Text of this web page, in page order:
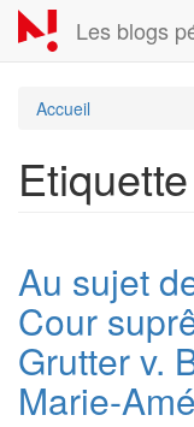
Aller
au
contenu
Les blogs
Accueil
Au sujet
Cour
Grutter v.
Marie-